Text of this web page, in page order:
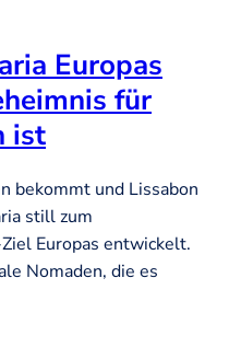
Europas
für
ist
bekommt und Lissabon
still zum
Europas entwickelt.
Nomaden, die es